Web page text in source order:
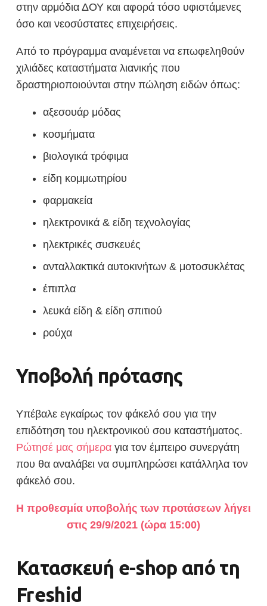
στην αρμόδια ΔΟΥ και αφορά τόσο υφιστάμενες
όσο και νεοσύστατες επιχειρήσεις.
Από το πρόγραμμα αναμένεται να επωφεληθούν
χιλιάδες καταστήματα λιανικής που
δραστηριοποιούνται στην πώληση ειδών όπως:
αξεσουάρ μόδας
κοσμήματα
βιολογικά τρόφιμα
είδη κομμωτηρίου
φαρμακεία
ηλεκτρονικά & είδη τεχνολογίας
ηλεκτρικές συσκευές
ανταλλακτικά αυτοκινήτων & μοτοσυκλέτας
έπιπλα
λευκά είδη & είδη σπιτιού
ρούχα
Υποβολή πρότασης
Υπέβαλε εγκαίρως τον φάκελό σου για την
επιδότηση του ηλεκτρονικού σου καταστήματος.
Ρώτησέ μας σήμερα για τον έμπειρο συνεργάτη
που θα αναλάβει να συμπληρώσει κατάλληλα τον
φάκελό σου.
Η προθεσμία υποβολής των προτάσεων λήγει
στις 29/9/2021 (ώρα 15:00)
Κατασκευή e-shop από τη
Freshid